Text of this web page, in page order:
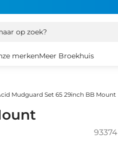
op zoek?
merkenMeer Broekhuis
Mudguard Set 65 29inch BB Mount
93374